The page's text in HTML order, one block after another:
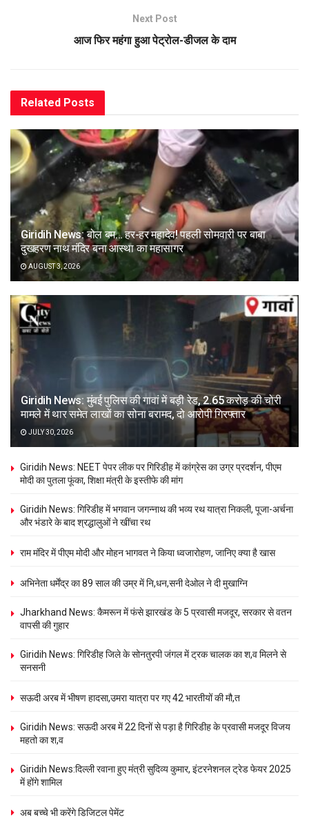
Next Post
आज फिर महंगा हुआ पेट्रोल-डीजल के दाम
Related Posts
Giridih News: बोल बम… हर-हर महादेव! पहली सोमवारी पर बाबा
दुखहरण नाथ मंदिर बना आस्था का महासागर
AUGUST 3, 2026
Giridih News: मुंबई पुलिस की गावां में बड़ी रेड, 2.65 करोड़ की चोरी
मामले में थार समेत लाखों का सोना बरामद, दो आरोपी गिरफ्तार
JULY 30, 2026
Giridih News: NEET पेपर लीक पर गिरिडीह में कांग्रेस का उग्र प्रदर्शन, पीएम
मोदी का पुतला फूंका, शिक्षा मंत्री के इस्तीफे की मांग
Giridih News: गिरिडीह में भगवान जगन्नाथ की भव्य रथ यात्रा निकली, पूजा-अर्चना
और भंडारे के बाद श्रद्धालुओं ने खींचा रथ
राम मंदिर में पीएम मोदी और मोहन भागवत ने किया ध्वजारोहण, जानिए क्या है खास
अभिनेता धर्मेंद्र का 89 साल की उम्र में नि,धन,सनी देओल ने दी मुखाग्नि
Jharkhand News: कैमरून में फंसे झारखंड के 5 प्रवासी मजदूर, सरकार से वतन
वापसी की गुहार
Giridih News: गिरिडीह जिले के सोनतुरपी जंगल में ट्रक चालक का श,व मिलने से
सनसनी
सऊदी अरब में भीषण हादसा,उमरा यात्रा पर गए 42 भारतीयों की मौ,त
Giridih News: सऊदी अरब में 22 दिनों से पड़ा है गिरिडीह के प्रवासी मजदूर विजय
महतो का श,व
Giridih News:दिल्ली रवाना हुए मंत्री सुदिव्य कुमार, इंटरनेशनल ट्रेड फेयर 2025
में होंगे शामिल
अब बच्चे भी करेंगे डिजिटल पेमेंट